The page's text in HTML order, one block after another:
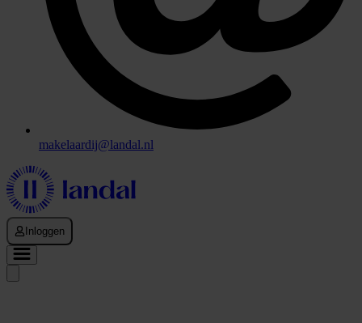
makelaardij@landal.nl
Inloggen